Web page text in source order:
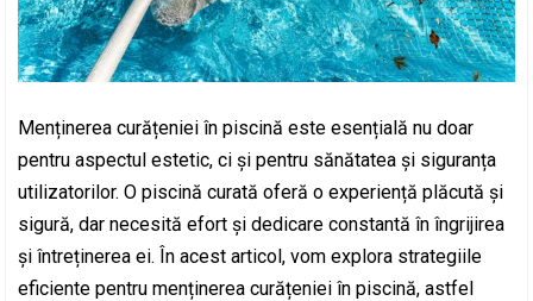
Menținerea curățeniei în piscină este esențială nu doar
pentru aspectul estetic, ci și pentru sănătatea și siguranța
utilizatorilor. O piscină curată oferă o experiență plăcută și
sigură, dar necesită efort și dedicare constantă în îngrijirea
și întreținerea ei. În acest articol, vom explora strategiile
eficiente pentru menținerea curățeniei în piscină, astfel